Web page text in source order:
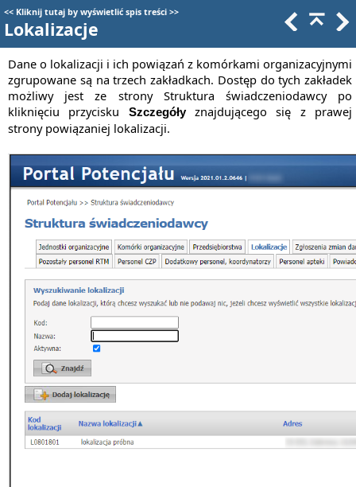
<< Kliknij tutaj by wyświetlić spis treści >>
Lokalizacje
Dane o lokalizacji i ich powiązań z komórkami organizacyjnymi
zgrupowane są na trzech zakładkach. Dostęp do tych zakładek
możliwy jest ze strony Struktura świadczeniodawcy po
kliknięciu przycisku
Szczegółyznajdującego się z prawej
strony powiązaniej lokalizacji.